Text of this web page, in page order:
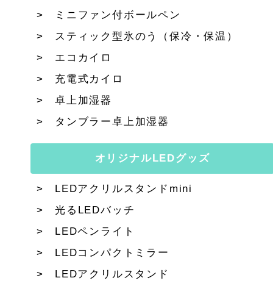
ミニファン付ボールペン
スティック型氷のう（保冷・保温）
エコカイロ
充電式カイロ
卓上加湿器
タンブラー卓上加湿器
オリジナルLEDグッズ
LEDアクリルスタンドmini
光るLEDバッチ
LEDペンライト
LEDコンパクトミラー
LEDアクリルスタンド